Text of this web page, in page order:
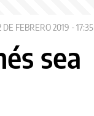
DE FEBRERO 2019 - 17:35
sea